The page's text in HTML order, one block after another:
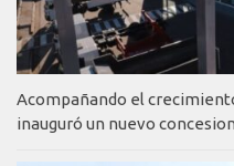
Acompañando el
inauguró un nuevo